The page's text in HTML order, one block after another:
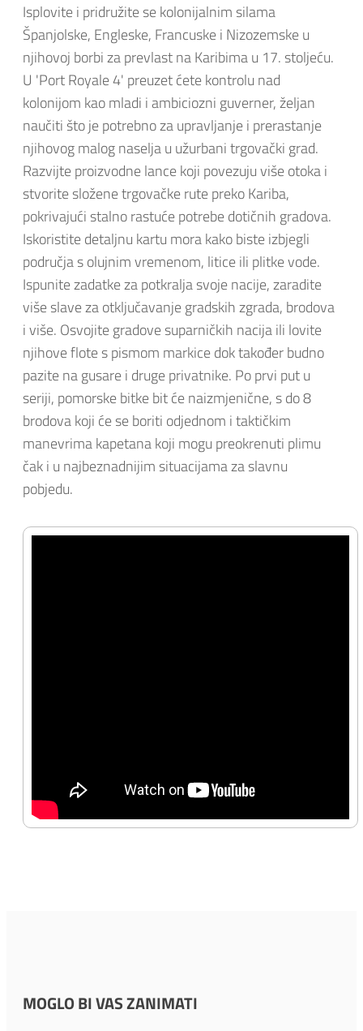
Isplovite i pridružite se kolonijalnim silama
Španjolske, Engleske, Francuske i Nizozemske u
njihovoj borbi za prevlast na Karibima u 17. stoljeću.
U 'Port Royale 4' preuzet ćete kontrolu nad
kolonijom kao mladi i ambiciozni guverner, željan
naučiti što je potrebno za upravljanje i prerastanje
njihovog malog naselja u užurbani trgovački grad.
Razvijte proizvodne lance koji povezuju više otoka i
stvorite složene trgovačke rute preko Kariba,
pokrivajući stalno rastuće potrebe dotičnih gradova.
Iskoristite detaljnu kartu mora kako biste izbjegli
područja s olujnim vremenom, litice ili plitke vode.
Ispunite zadatke za potkralja svoje nacije, zaradite
više slave za otključavanje gradskih zgrada, brodova
i više. Osvojite gradove suparničkih nacija ili lovite
njihove flote s pismom markice dok također budno
pazite na gusare i druge privatnike. Po prvi put u
seriji, pomorske bitke bit će naizmjenične, s do 8
brodova koji će se boriti odjednom i taktičkim
manevrima kapetana koji mogu preokrenuti plimu
čak i u najbeznadnijim situacijama za slavnu
pobjedu.
MOGLO BI VAS ZANIMATI